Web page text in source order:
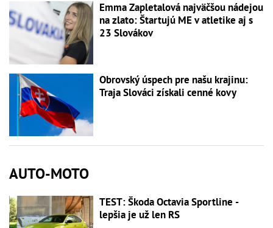
Emma Zapletalová najväčšou nádejou
na zlato: Štartujú ME v atletike aj s
23 Slovákov
Obrovský úspech pre našu krajinu:
Traja Slováci získali cenné kovy
AUTO-MOTO
TEST: Škoda Octavia Sportline -
lepšia je už len RS